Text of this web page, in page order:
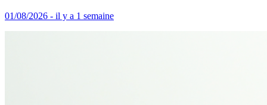
01/08/2026 - il y a 1 semaine